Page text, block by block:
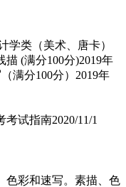
学类（美术、唐卡）
(满分100分)2019年
满分100分）2019年
考试指南2020/11/1
色彩和速写。素描、色